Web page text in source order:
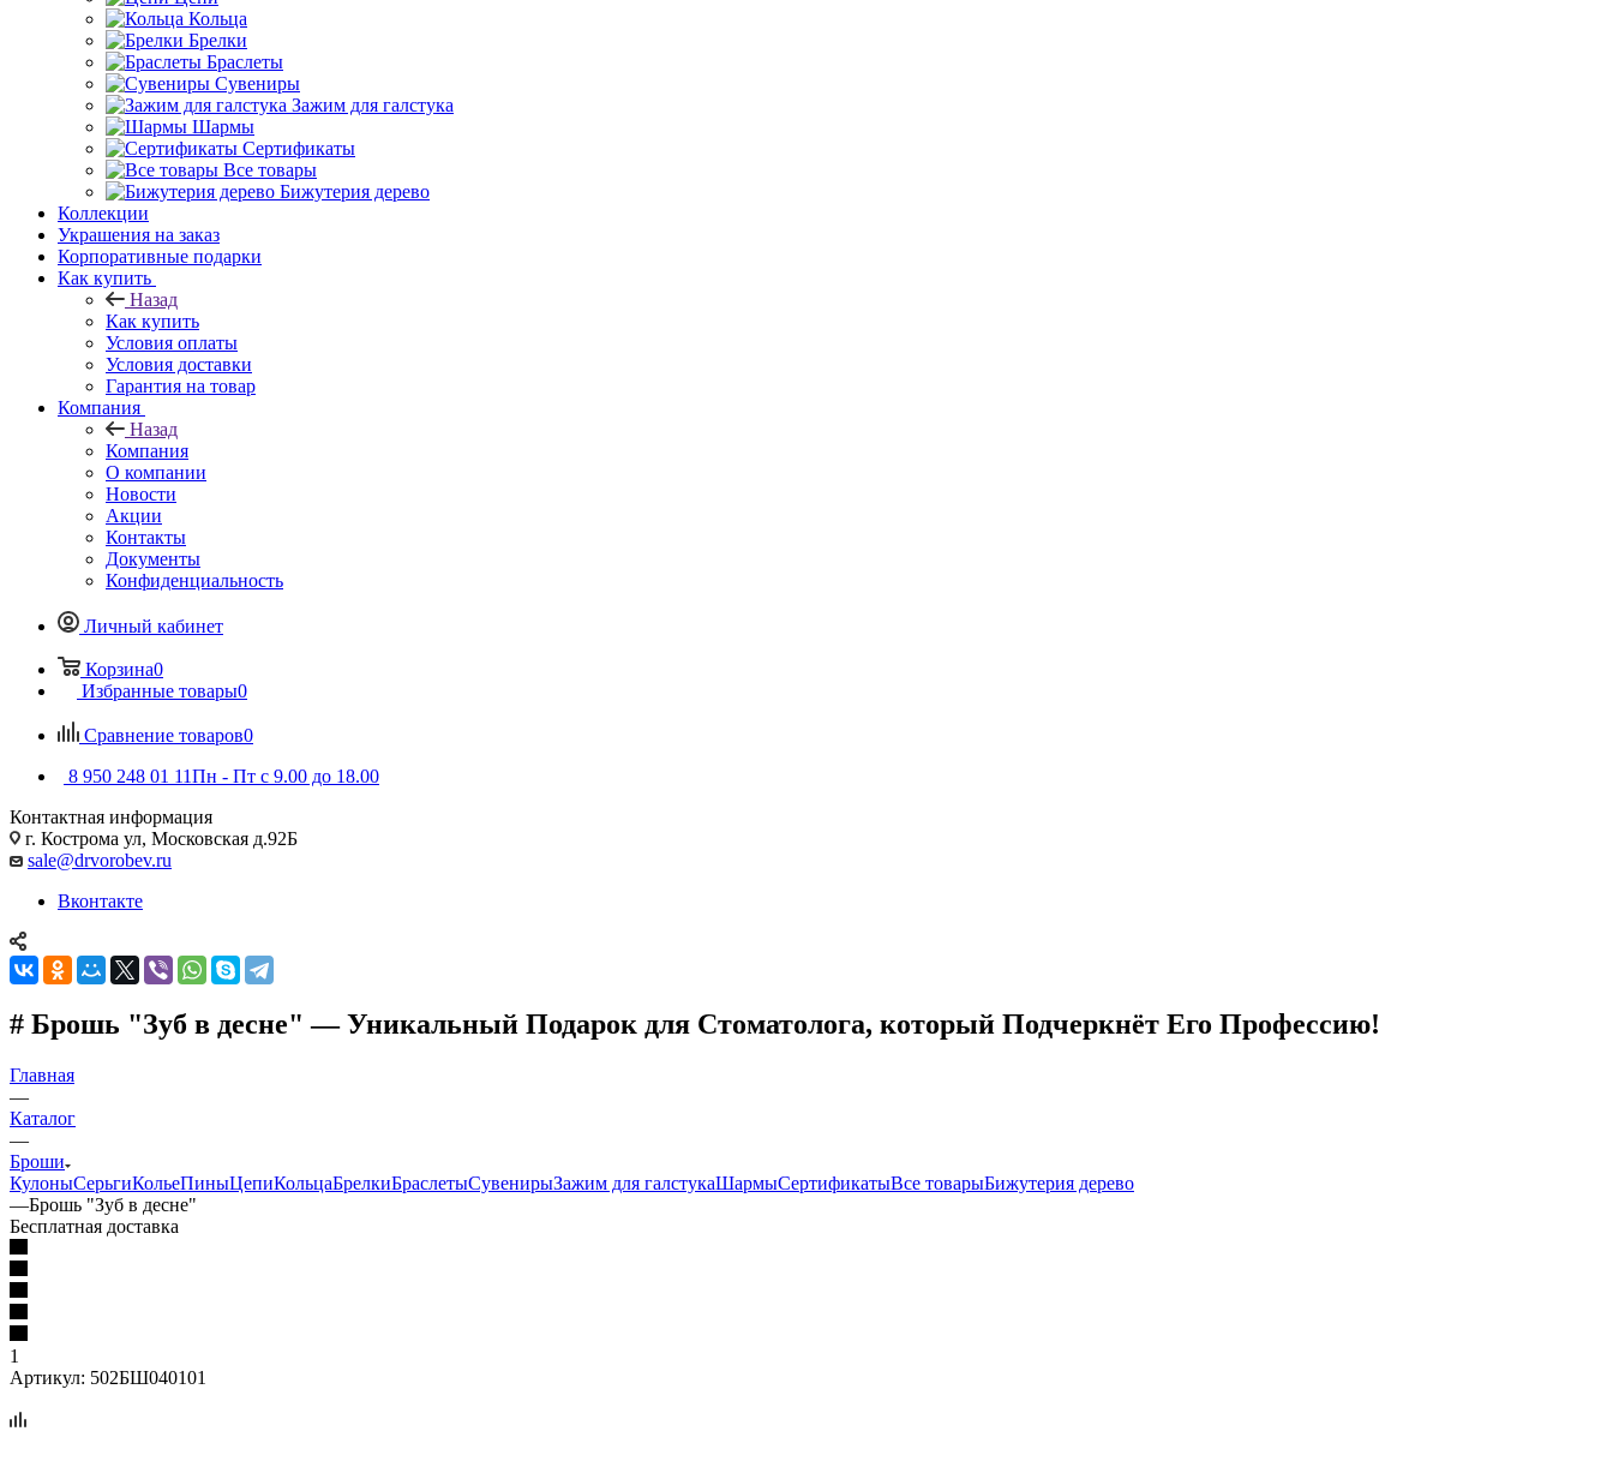
Кольца
Брелки
Браслеты
Сувениры
Зажим для галстука
Шармы
Сертификаты
Все товары
Бижутерия дерево
Коллекции
Украшения на заказ
Корпоративные подарки
Как купить
Назад
Как купить
Условия оплаты
Условия доставки
Гарантия на товар
Компания
Назад
Компания
О компании
Новости
Акции
Контакты
Документы
Конфиденциальность
Личный кабинет
Корзина0
Избранные товары0
Сравнение товаров0
8 950 248 01 11Пн - Пт с 9.00 до 18.00
Контактная информация
г. Кострома ул, Московская д.92Б
sale@drvorobev.ru
Вконтакте
# Брошь "Зуб в десне" — Уникальный Подарок для Стоматолога, который Подчеркнёт Его Профессию!
Главная
—
Каталог
—
Броши
КулоныСерьгиКольеПиныЦепиКольцаБрелкиБраслетыСувенирыЗажим для галстукаШармыСертификатыВсе товарыБижутерия дерево
—Брошь "Зуб в десне"
Бесплатная доставка
1
Артикул: 502БШ040101